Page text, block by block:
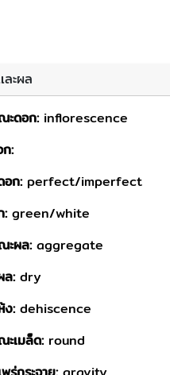
ละผล
ะดอก: inflorescence
:
อก: perfect/imperfect
: green/white
ะผล:aggregate
ล: dry
ง: dehiscence
เมล็ด: round